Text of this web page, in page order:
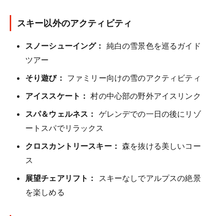
スキー以外のアクティビティ
スノーシューイング： 純白の雪景色を巡るガイド
ツアー
そり遊び： ファミリー向けの雪のアクティビティ
アイススケート： 村の中心部の野外アイスリンク
スパ＆ウェルネス： ゲレンデでの一日の後にリゾ
ートスパでリラックス
クロスカントリースキー： 森を抜ける美しいコー
ス
展望チェアリフト：
スキーなしでアルプスの絶景
を楽しめる